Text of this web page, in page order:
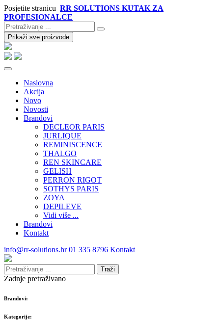
Posjetite stranicu RR SOLUTIONS KUTAK ZA
PROFESIONALCE
Prikaži sve proizvode
Naslovna
Akcija
Novo
Novosti
Brandovi
DECLEOR PARIS
JURLIQUE
REMINISCENCE
THALGO
REN SKINCARE
GELISH
PERRON RIGOT
SOTHYS PARIS
ZOYA
DEPILEVE
Vidi više ...
Brandovi
Kontakt
info@rr-solutions.hr 01 335 8796 Kontakt
Traži
Zadnje pretraživano
Brandovi:
Kategorije: